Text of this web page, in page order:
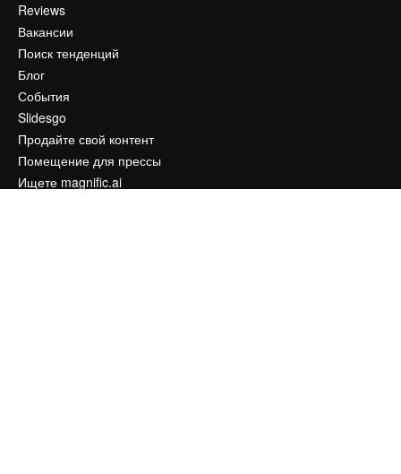
Reviews
Вакансии
Поиск тенденций
Блог
События
Slidesgo
Продайте свой контент
Помещение для прессы
Ищете magnific.ai